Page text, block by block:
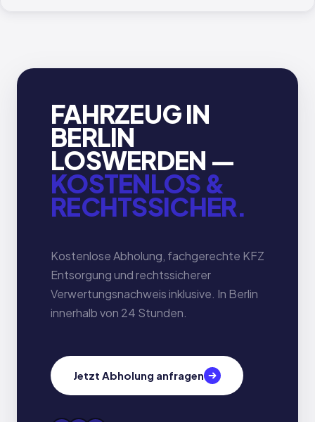
FAHRZEUG IN
BERLIN
LOSWERDEN —
KOSTENLOS &
RECHTSSICHER.
Kostenlose Abholung, fachgerechte KFZ
Entsorgung und rechtssicherer
Verwertungsnachweis inklusive. In Berlin
innerhalb von 24 Stunden.
Jetzt Abholung anfragen